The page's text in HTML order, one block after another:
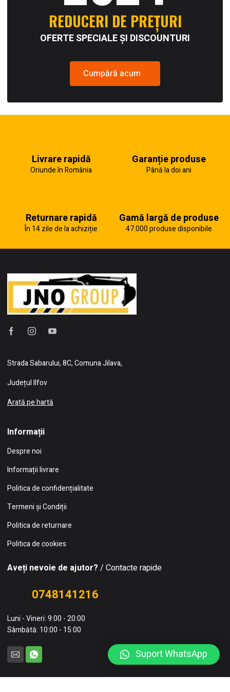
REDUCERI DE PREȚURI
OFERTE SPECIALE ȘI DISCOUNTURI
Cumpără acum
Livrare rapidă
Oriunde în România
Garanție produse
Până la doi ani
Returnare rapidă
În 14 zile de la achiziție
Gamă largă de produse
47.000 produse disponibile
Strada Sabarului, 8C, Comuna Jilava,
Județul Ilfov
Arată pe hartă
Informații
Despre noi
Informații livrare
Politica de confidențialitate
Termeni și Condiții
Politica de returnare
Politica de cookies
Aveți nevoie de ajutor? / Contacte rapide
0748141216
Luni - Vineri: 9:00 - 20:00
Sâmbătă: 10:00 - 15:00
Suport WhatsApp